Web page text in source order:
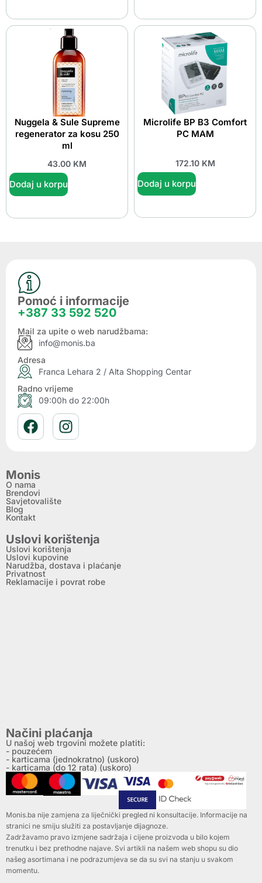
Nuggela & Sule Supreme
regenerator za kosu 250
ml
43.00 KM
Dodaj u korpu
Microlife BP B3 Comfort
PC MAM
172.10 KM
Dodaj u korpu
Pomoć i informacije
+387 33 592 520
Mail za upite o web narudžbama:
info@monis.ba
Adresa
Franca Lehara 2 / Alta Shopping Centar
Radno vrijeme
09:00h do 22:00h
Monis
O nama
Brendovi
Savjetovalište
Blog
Kontakt
Uslovi korištenja
Uslovi korištenja
Uslovi kupovine
Narudžba, dostava i plaćanje
Privatnost
Reklamacije i povrat robe
Načini plaćanja
U našoj web trgovini možete platiti:
- pouzećem
- karticama (jednokratno) (uskoro)
- karticama (do 12 rata) (uskoro)
Monis.ba nije zamjena za liječnički pregled ni konsultacije. Informacije na
stranici ne smiju služiti za postavljanje dijagnoze.
Zadržavamo pravo izmjene sadržaja i cijene proizvoda u bilo kojem
trenutku i bez prethodne najave. Svi artikli na našem web shopu su dio
našeg asortimana i ne podrazumjeva se da su svi na stanju u svakom
momentu.